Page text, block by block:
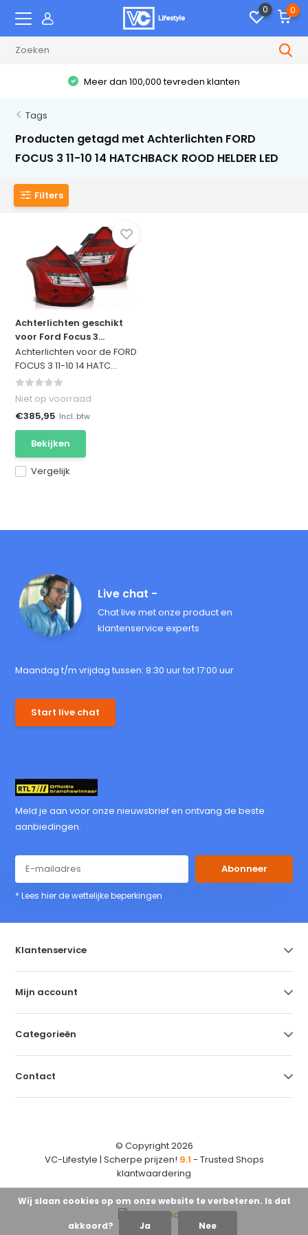
0 0
Meer dan 100,000 tevreden klanten
Tags
Producten getagd met Achterlichten FORD
FOCUS 3 11-10 14 HATCHBACK ROOD HELDER LED
Filters
Achterlichten geschikt
voor Ford Focus 3...
Achterlichten voor de FORD
FOCUS 3 11-10 14 HATC...
Vergelijk
Niet op voorraad
€385,95 Incl. btw
Bekijken
Live chat -
Chat live met onze product en
klantenservice experts
Maandag t/m vrijdag tussen: 8:30 uur tot 17:00 uur
Start live chat
Meld je aan voor onze nieuwsbrief en ontvang de beste
aanbiedingen.
Abonneer
* Lees hier de wettelijke beperkingen
Klantenservice
Mijn account
Categorieën
Contact
© Copyright 2026
VC-Lifestyle | Scherpe prijzen! 9.1 - Trusted Shops
klantwaardering
Wij slaan cookies op om onze website te verbeteren. Is dat
akkoord? Ja Nee